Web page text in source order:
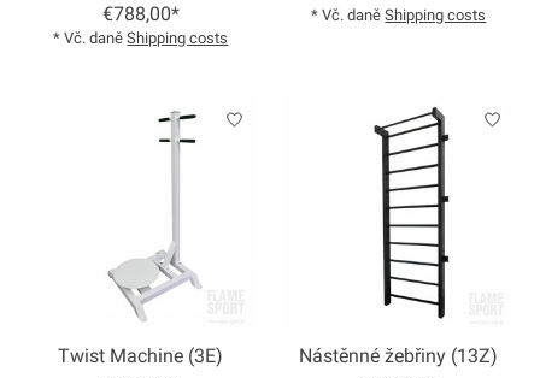
€788,00*
* Vč. daněShipping costs
* Vč. daněShipping costs
Twist Machine (3E)
Nástěnné žebřiny (13Z)